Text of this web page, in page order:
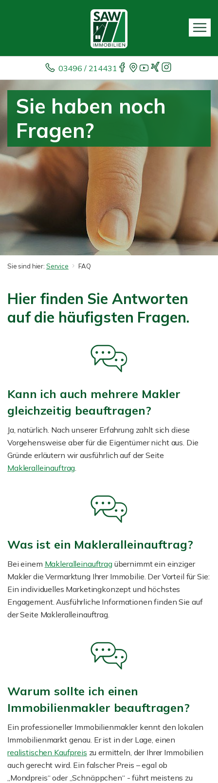
03496 / 214431
Sie haben noch
Fragen?
Sie sind hier: Service FAQ
Hier finden Sie Antworten
auf die häufigsten Fragen.
Kann ich auch mehrere Makler
gleichzeitig beauftragen?
Ja, natürlich. Nach unserer Erfahrung zahlt sich diese
Vorgehensweise aber für die Eigentümer nicht aus. Die
Gründe erläutern wir ausführlich auf der Seite
Makleralleinauftrag.
Was ist ein Makleralleinauftrag?
Bei einem Makleralleinauftragübernimmt ein einziger
Makler die Vermarktung Ihrer Immobilie. Der Vorteil für Sie:
Ein individuelles Marketingkonzept und höchstes
Engagement. Ausführliche Informationen finden Sie auf
der Seite Makleralleinauftrag.
Warum sollte ich einen
Immobilienmakler beauftragen?
Ein professioneller Immobilienmakler kennt den lokalen
Immobilienmarkt genau. Er ist in der Lage, einen
realistischen Kaufpreis zu ermitteln, der Ihrer Immobilien
auch gerecht wird. Ein falscher Preis – egal ob
„Mondpreis“ oder „Schnäppchen“ - führt meistens zu